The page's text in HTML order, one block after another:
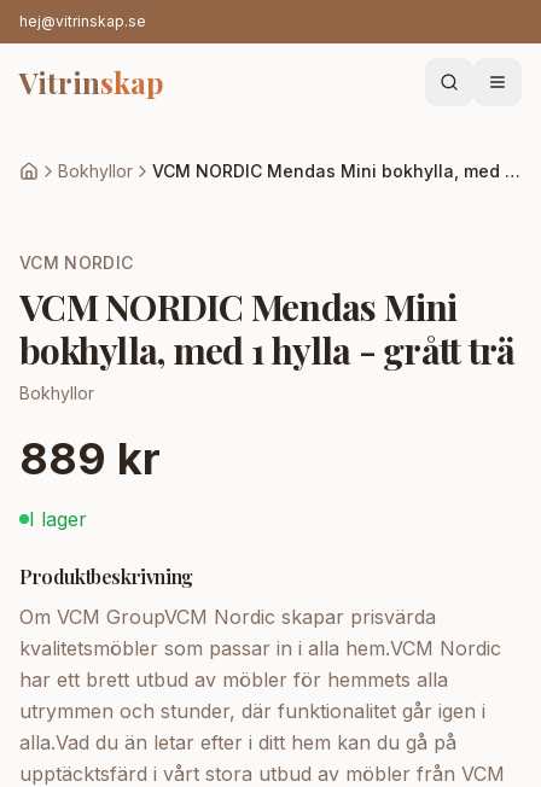
hej@vitrinskap.se
Vitrinskap
Bokhyllor VCM NORDIC Mendas Mini bokhylla, med 1 hylla - grått trä
VCM NORDIC
VCM NORDIC Mendas Mini
bokhylla, med 1 hylla - grått trä
Bokhyllor
889 kr
I lager
Produktbeskrivning
Om VCM GroupVCM Nordic skapar prisvärda
kvalitetsmöbler som passar in i alla hem.VCM Nordic
har ett brett utbud av möbler för hemmets alla
utrymmen och stunder, där funktionalitet går igen i
alla.Vad du än letar efter i ditt hem kan du gå på
upptäcktsfärd i vårt stora utbud av möbler från VCM